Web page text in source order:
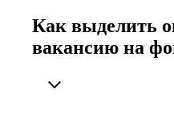
Как выделить
вакансию на